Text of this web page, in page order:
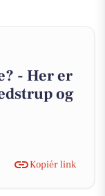
- Her er
og
Kopiér link